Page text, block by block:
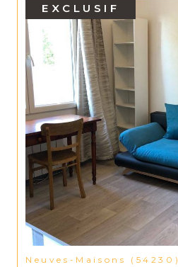
EXCLUSIF
Neuves-Maisons (54230)